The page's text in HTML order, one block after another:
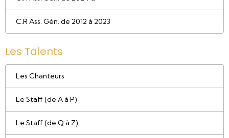
C.R Ass. Gén. de 2012 à 2023
Les Talents
Les Chanteurs
Le Staff (de A à P)
Le Staff (de Q à Z)